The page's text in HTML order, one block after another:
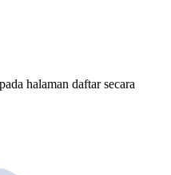
halaman daftar secara